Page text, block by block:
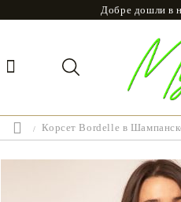
Добре дошли в
Корсет Bordelle в